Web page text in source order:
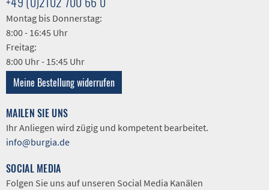
Montag bis Donnerstag:
8:00 - 16:45 Uhr
Freitag:
8:00 Uhr - 15:45 Uhr
Meine Bestellung widerrufen
MAILEN SIE UNS
Ihr Anliegen wird zügig und kompetent bearbeitet.
info@burgia.de
SOCIAL MEDIA
Folgen Sie uns auf unseren Social Media Kanälen